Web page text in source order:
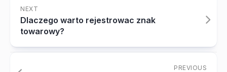
NEXT
Dlaczego warto rejestrowac znak
towarowy?
PREVIOUS